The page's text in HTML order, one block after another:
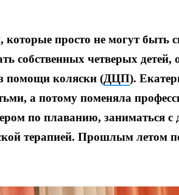
просто не могут быть
собственных четверых
помощи коляски (ДЦП).
а потому поменяла
по плаванию, заниматься
терапией. Прошлым летом